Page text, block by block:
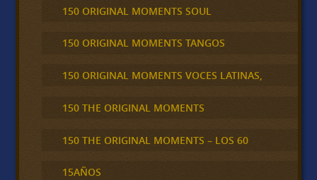
150 ORIGINAL MOMENTS SOUL
150 ORIGINAL MOMENTS TANGOS
150 ORIGINAL MOMENTS VOCES LATINAS,
150 THE ORIGINAL MOMENTS
150 THE ORIGINAL MOMENTS – LOS 60
15AÑOS